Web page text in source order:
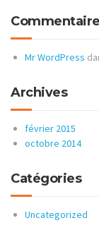
Mr WordPress
Archives
février 2015
octobre 2014
Catégories
Uncategorized